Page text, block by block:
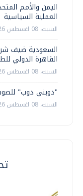
اليمن والأمم
العملية السياسية
السبت، 08 اغسطس 2026 12:33 ص
السعودية ضيف
القاهرة الدولي
السبت، 08 اغسطس 2026 12:27 ص
"دوبنى دوب"
السبت، 08 اغسطس 2026 12:02 ص